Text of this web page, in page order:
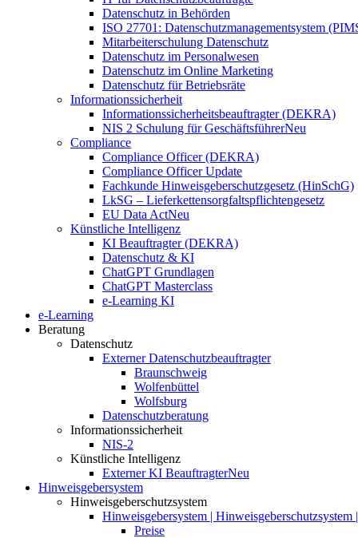
Datenschutz in Behörden
ISO 27701: Datenschutzmanagementsystem
Mitarbeiterschulung Datenschutz
Datenschutz im Personalwesen
Datenschutz im Online Marketing
Datenschutz für Betriebsräte
Informationssicherheit
Informationssicherheitsbeauftragter (DEKRA)
NIS 2 Schulung für GeschäftsführerNeu
Compliance
Compliance Officer (DEKRA)
Compliance Officer Update
Fachkunde Hinweisgeberschutzgesetz (HinSchG)
LkSG – Lieferkettensorgfaltspflichtengesetz
EU Data ActNeu
Künstliche Intelligenz
KI Beauftragter (DEKRA)
Datenschutz & KI
ChatGPT Grundlagen
ChatGPT Masterclass
e-Learning KI
e-Learning
Beratung
Datenschutz
Externer Datenschutzbeauftragter
Braunschweig
Wolfenbüttel
Wolfsburg
Datenschutzberatung
Informationssicherheit
NIS-2
Künstliche Intelligenz
Externer KI BeauftragterNeu
Hinweisgebersystem
Hinweisgeberschutzsystem
Hinweisgebersystem | Hinweisgeberschutzsystem
Preise